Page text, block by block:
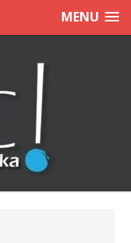
MENU